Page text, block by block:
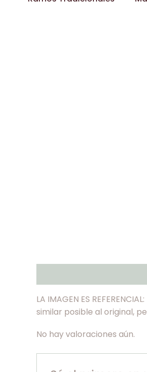
LA IMAGEN ES
similar posible al original,
No hay valoraciones aún.